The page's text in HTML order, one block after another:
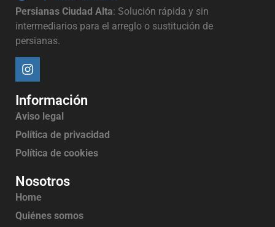
Persianas Ciudad Alta: Solución rápida y sin
intermediarios para el arreglo o sustitución de
persianas.
Información
Aviso legal
Política de privacidad
Política de cookies
Nosotros
Home
Quiénes somos